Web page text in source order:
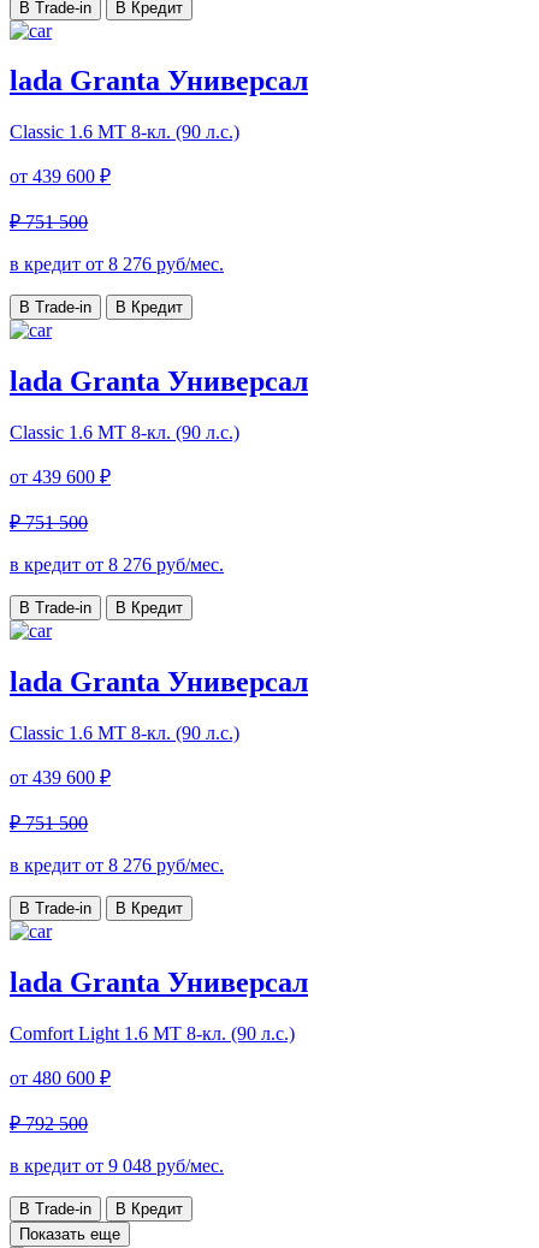
В Trade-in В Кредит
lada Granta Универсал
Classic 1.6 МТ 8-кл. (90 л.с.)
от 439 600 ₽
₽ 751 500
в кредит от 8 276 руб/мес.
В Trade-in В Кредит
lada Granta Универсал
Classic 1.6 МТ 8-кл. (90 л.с.)
от 439 600 ₽
₽ 751 500
в кредит от 8 276 руб/мес.
В Trade-in В Кредит
lada Granta Универсал
Classic 1.6 МТ 8-кл. (90 л.с.)
от 439 600 ₽
₽ 751 500
в кредит от 8 276 руб/мес.
В Trade-in В Кредит
lada Granta Универсал
Comfort Light 1.6 МТ 8-кл. (90 л.с.)
от 480 600 ₽
₽ 792 500
в кредит от 9 048 руб/мес.
В Trade-in
В Кредит
Показать еще